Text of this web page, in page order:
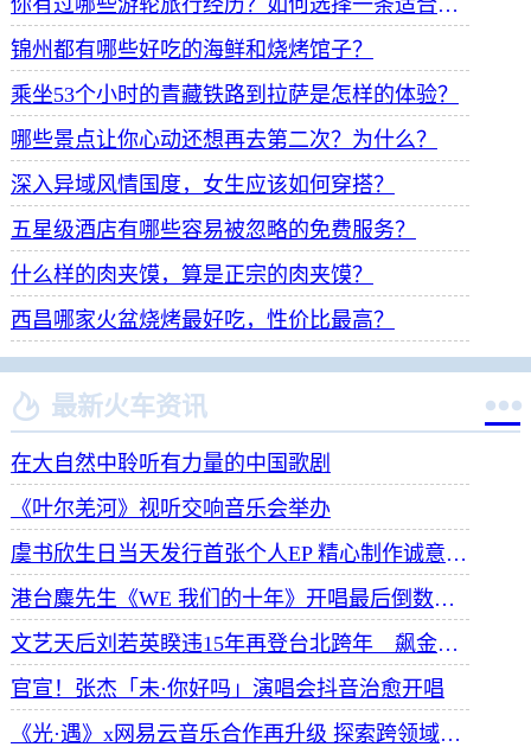
你有过哪些游轮旅行经历？如何选择一条适合自己的游轮线路？
锦州都有哪些好吃的海鲜和烧烤馆子？
乘坐53个小时的青藏铁路到拉萨是怎样的体验？
哪些景点让你心动还想再去第二次？为什么？
深入异域风情国度，女生应该如何穿搭？
五星级酒店有哪些容易被忽略的免费服务？
什么样的肉夹馍，算是正宗的肉夹馍？
西昌哪家火盆烧烤最好吃，性价比最高？
 最新火车资讯 
在大自然中聆听有力量的中国歌剧
《叶尔羌河》视听交响音乐会举办
虞书欣生日当天发行首张个人EP 精心制作诚意满满
港台麋先生《WE 我们的十年》开唱最后倒数 惊喜释出10周年纪念单曲宠粉
文艺天后刘若英睽违15年再登台北跨年 飙金嗓演唱经典招牌歌掀回忆杀
官宣！张杰「未·你好吗」演唱会抖音治愈开唱
《光·遇》x网易云音乐合作再升级 探索跨领域社交新体验